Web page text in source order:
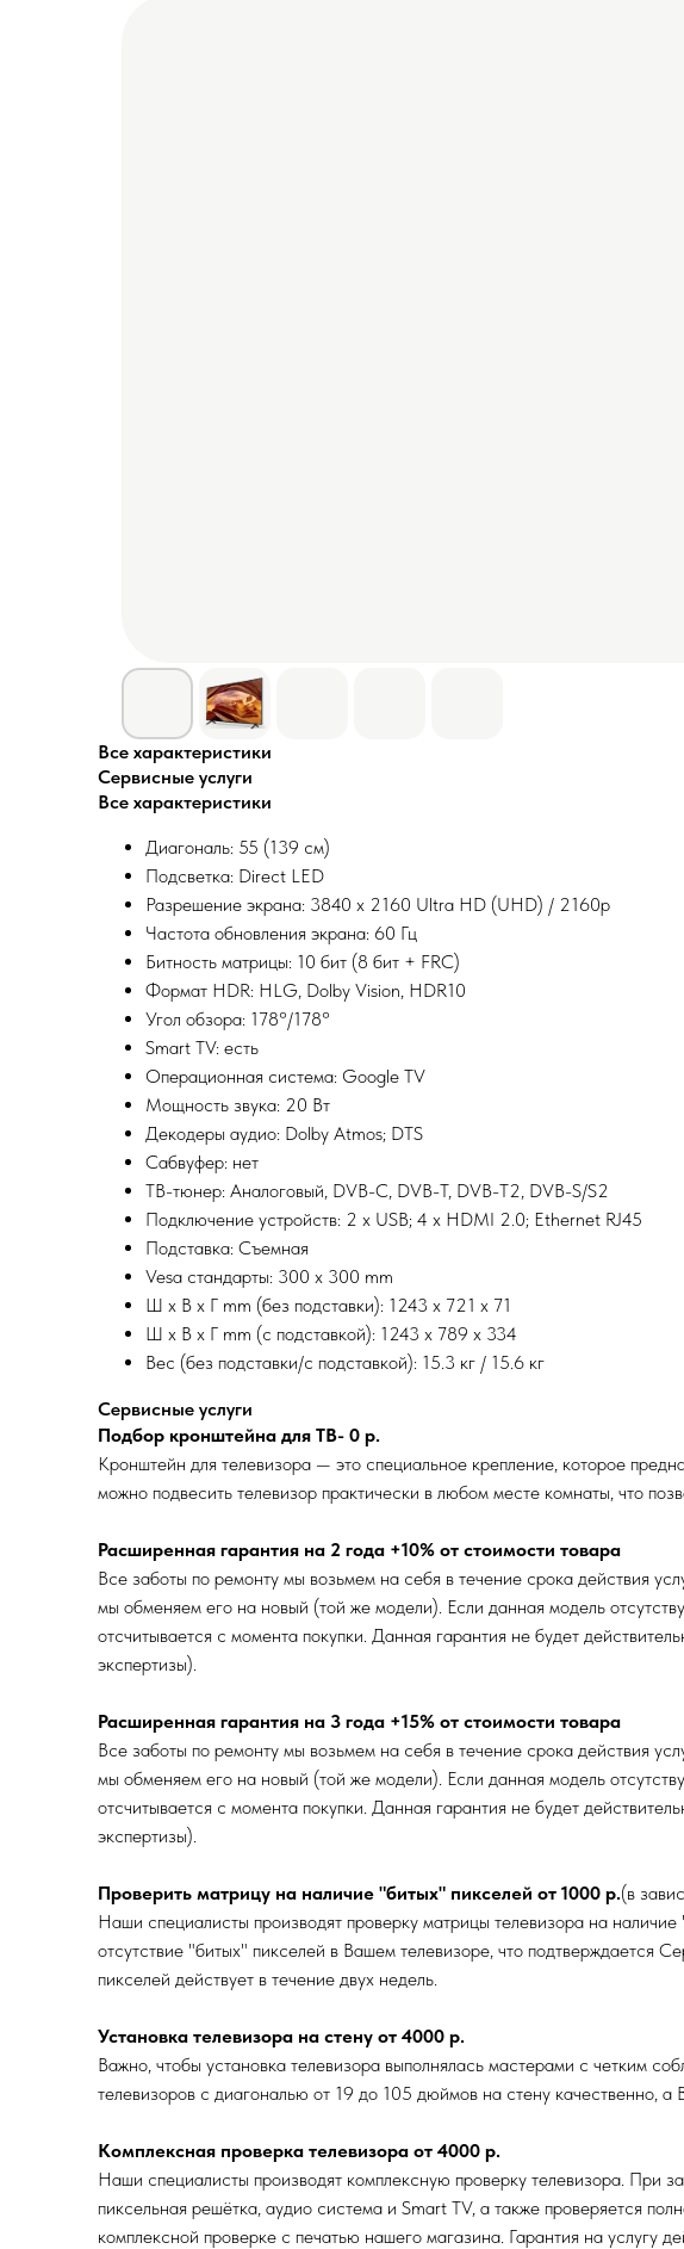
Все характеристики
Сервисные услуги
Все характеристики
Диагональ: 55 (139 см)
Подсветка: Direct LED
Разрешение экрана: 3840 x 2160 Ultra HD (UHD) / 2160p
Частота обновления экрана: 60 Гц
Битность матрицы: 10 бит (8 бит + FRC)
Формат HDR: HLG, Dolby Vision, HDR10
Угол обзора: 178°/178°
Smart TV: есть
Операционная система: Google TV
Мощность звука: 20 Вт
Декодеры аудио: Dolby Atmos; DTS
Сабвуфер: нет
ТВ-тюнер: Аналоговый, DVB-C, DVB-T, DVB-T2, DVB-S/S2
Подключение устройств: 2 x USB; 4 x HDMI 2.0; Ethernet RJ45
Подставка: Съемная
Vesa стандарты: 300 x 300 mm
Ш x В x Г mm (без подставки): 1243 x 721 x 71
Ш x В x Г mm (с подставкой): 1243 x 789 x 334
Вес (без подставки/с подставкой): 15.3 кг / 15.6 кг
Сервисные услуги
Подбор кронштейна для ТВ- 0 р.
Кронштейн для телевизора — это специальное крепление, которое
можно подвесить телевизор практически в любом месте комнаты, что
Расширенная гарантия на 2 года +10% от стоимости товара
Все заботы по ремонту мы возьмем на себя в течение срока действия
мы обменяем его на новый (той же модели). Если данная модель
отсчитывается с момента покупки. Данная гарантия не будет
экспертизы).
Расширенная гарантия на 3 года +15% от стоимости товара
Все заботы по ремонту мы возьмем на себя в течение срока действия
мы обменяем его на новый (той же модели). Если данная модель
отсчитывается с момента покупки. Данная гарантия не будет
экспертизы).
Проверить матрицу на наличие "битых" пикселей от 1000 р.(в
Наши специалисты производят проверку матрицы телевизора на
отсутствие "битых" пикселей в Вашем телевизоре, что подтверждается
пикселей действует в течение двух недель.
Установка телевизора на стену от 4000 р.
Важно, чтобы установка телевизора выполнялась мастерами с четким
телевизоров с диагональю от 19 до 105 дюймов на стену качественно, а
Комплексная проверка телевизора от 4000 р.
Наши специалисты производят комплексную проверку телевизора. При
пиксельная решётка, аудио система и Smart TV, а также проверяется
комплексной проверке с печатью нашего магазина. Гарантия на услугу